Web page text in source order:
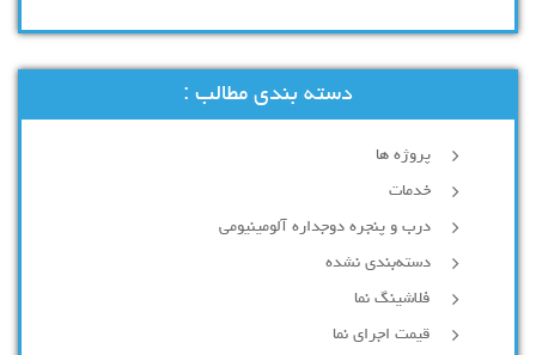
دسته بندی مطالب :
پروژه ها
خدمات
درب و پنجره دوجداره آلومینیومی
دسته‌بندی نشده
فلاشینگ نما
قیمت اجرای نما